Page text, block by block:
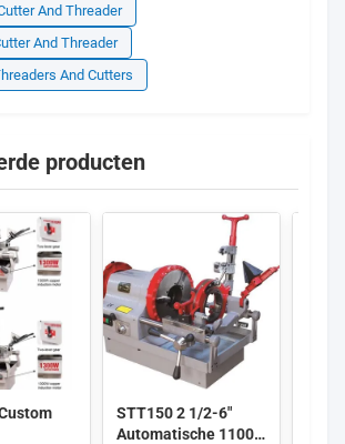
And Threader
And Threader
And Cutters
producten
STT150 2 1/2-6"
Automatische 1100w